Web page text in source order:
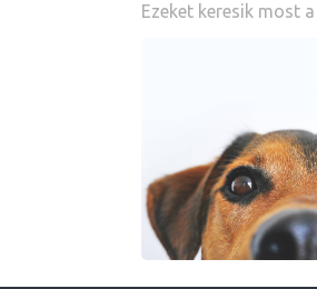
Ezeket keresik most